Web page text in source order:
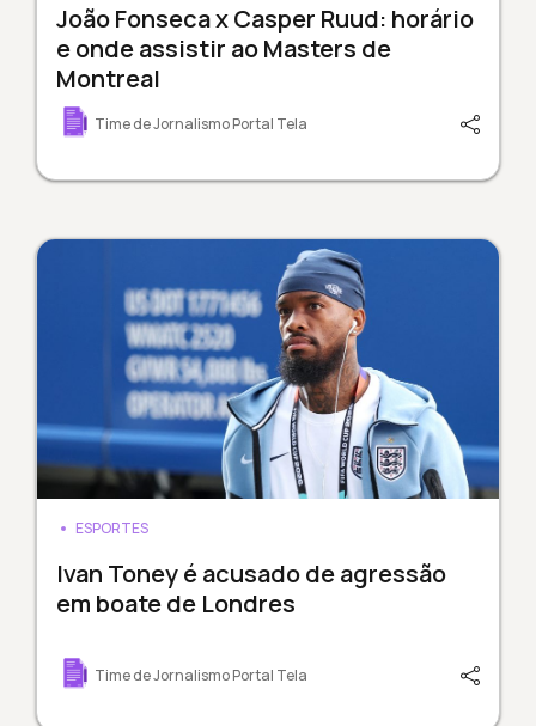
João Fonseca x Casper Ruud: horário
e onde assistir ao Masters de
Montreal
Time de Jornalismo Portal Tela
ESPORTES
Ivan Toney é acusado de agressão
em boate de Londres
Time de Jornalismo Portal Tela